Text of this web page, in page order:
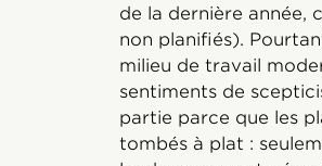
de la dernière année,
non planifiés).
milieu de travail
sentiments de
partie parce que les
tombés à plat :